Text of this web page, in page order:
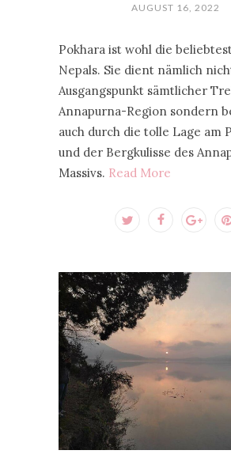
AUGUST 16, 2022
Pokhara ist wohl die
Nepals. Sie dient nämlich
Ausgangspunkt sämtlicher
Annapurna-Region sondern
auch durch die tolle Lage am
und der Bergkulisse des
Massivs. Read More